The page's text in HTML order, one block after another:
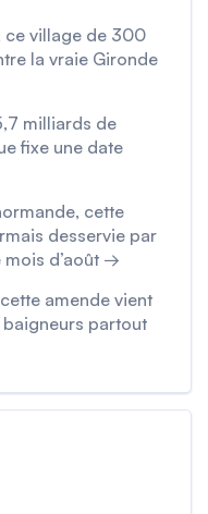
ce village de 300
la vraie Gironde
milliards de
fixe une date
cette
desservie par
d’août →
amende vient
partout